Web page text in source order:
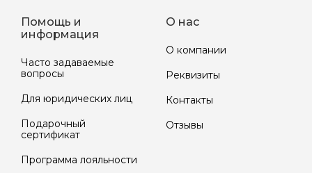
Помощь и
информация
Часто задаваемые
вопросы
Для юридических лиц
Подарочный
сертификат
Программа лояльности
О нас
О компании
Реквизиты
Контакты
Отзывы